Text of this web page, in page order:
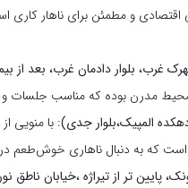
و مطمئن برای ناهار
غرب، بلوار دادمان غرب، بعد از
مدرن بوده که مناسب جلسات و
المپیک،بلوار جدی): با منویی
است که به دنبال ناهاری خوش‌طعم
پایین تر از تیراژه ،خیابان ناطق